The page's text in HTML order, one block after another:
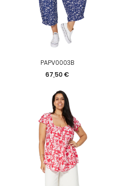
PAPV0003B
Prix
67,50 €